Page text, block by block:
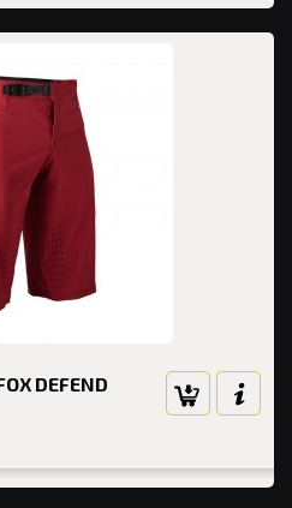
DEFEND